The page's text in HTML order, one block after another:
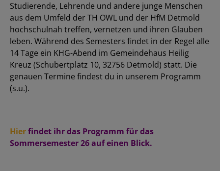
Studierende, Lehrende und andere junge Menschen
aus dem Umfeld der TH OWL und der HfM Detmold
hochschulnah treffen, vernetzen und ihren Glauben
leben. Während des Semesters findet in der Regel alle
14 Tage ein KHG-Abend im Gemeindehaus Heilig
Kreuz (Schubertplatz 10, 32756 Detmold) statt. Die
genauen Termine findest du in unserem Programm
(s.u.).
Hierfindet ihr das Programm für das
Sommersemester 26 auf einen Blick.